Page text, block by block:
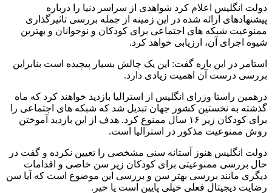
دولت انگلیس اعلام کرد شواهدی از سراسر دنیا را درباره
پیشنهادهای ارائه شده در این زمینه از جمله بررسی تاثیرگذاری
ممنوعیت شبکه های اجتماعی برای کودکان و نوجوانان و بهترین
شیوه اجرای آن، ارزیابی خواهد کرد.
استامر در این باره گفت: این یک چالش بسیار پیچیده است بنابراین
بررسی درست آن اهمیت زیادی دارد.
درهمین راستا وزرای انگلیس از استرالیا بازدید خواهند کرد که ماه
گذشته به نخستین کشور جهان تبدیل شد که شبکه های اجتماعی را
برای کودکان زیر ۱۶ سال ممنوع کرد. هدف از این بازدید آموختن
روش ممنوعیت مذکور در استرالیا است.
دولت انگلیس هنوز آستانه سنی مشخصی را تعیین نکرده و گفت در
حال بررسی ممنوعیتی برای کودکان زیر سن خاصی و اقدامات
دیگری مانند بررسی بهتر سن و بررسی این موضوع است که آیا سن
رضایت دیجیتال فعلی خیلی پایین است یا خیر.